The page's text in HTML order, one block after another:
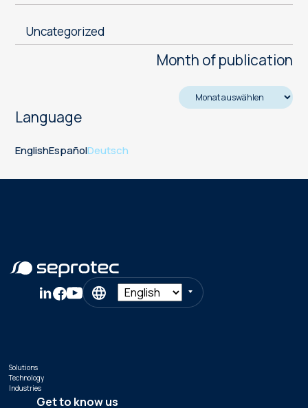
Uncategorized
Month of publication
Language
EnglishEspañolDeutsch
Solutions
Technology
Industries
Get to know us